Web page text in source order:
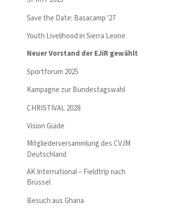
Save the Date: Basacamp '27
Youth Livelihood in Sierra Leone
Neuer Vorstand der EJiR gewählt
Sportforum 2025
Kampagne zur Bundestagswahl
CHRISTIVAL 2028
Vision Guide
Mitgliederversammlung des CVJM
Deutschland
AK International – Fieldtrip nach
Brüssel
Besuch aus Ghana